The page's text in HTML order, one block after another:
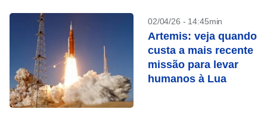
02/04/26 - 14:45min
Artemis: veja quando
custa a mais recente
missão para levar
humanos à Lua